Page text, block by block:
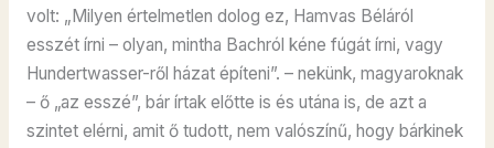
volt: „Milyen értelmetlen dolog ez, Hamvas Béláról
esszét írni – olyan, mintha Bachról kéne fúgát írni, vagy
Hundertwasser-ről házat építeni”. – nekünk, magyaroknak
– ő „az esszé”, bár írtak előtte is és utána is, de azt a
szintet elérni, amit ő tudott, nem valószínű, hogy bárkinek